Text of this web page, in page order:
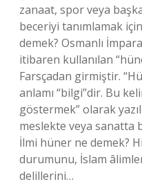
zanaat, spor veya
beceriyi tanımlamak
demek? Osmanlı
itibaren kullanılan
Farsçadan girmiştir.
anlamı “bilgi”dir. Bu
göstermek” olarak
meslekte veya sanatta
İlmi hüner ne demek?
durumunu, İslam
delillerini…